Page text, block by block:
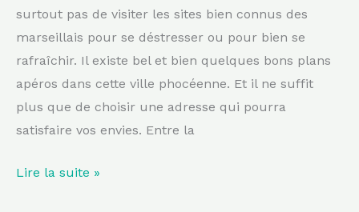
surtout pas de visiter les sites bien connus des
marseillais pour se déstresser ou pour bien se
rafraîchir. Il existe bel et bien quelques bons plans
apéros dans cette ville phocéenne. Et il ne suffit
plus que de choisir une adresse qui pourra
satisfaire vos envies. Entre la
Lire la suite »